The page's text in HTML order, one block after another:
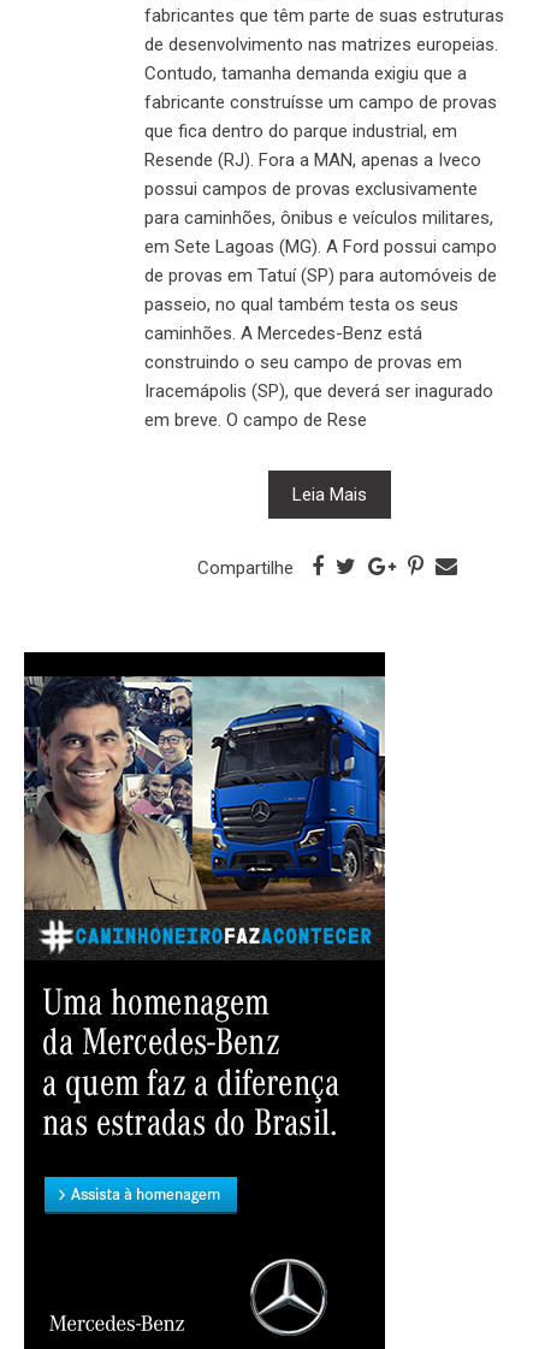
fabricantes que têm parte de suas estruturas
de desenvolvimento nas matrizes europeias.
Contudo, tamanha demanda exigiu que a
fabricante construísse um campo de provas
que fica dentro do parque industrial, em
Resende (RJ). Fora a MAN, apenas a Iveco
possui campos de provas exclusivamente
para caminhões, ônibus e veículos militares,
em Sete Lagoas (MG). A Ford possui campo
de provas em Tatuí (SP) para automóveis de
passeio, no qual também testa os seus
caminhões. A Mercedes-Benz está
construindo o seu campo de provas em
Iracemápolis (SP), que deverá ser inagurado
em breve. O campo de Rese
Leia Mais
Compartilhe